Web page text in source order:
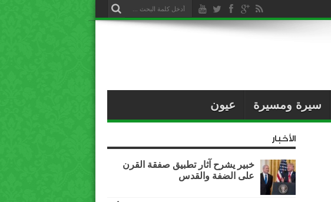
سيرة ومسيرة عيون
الأخبار
خبير يشرح آثار تطبيق صفقة القرن
على الضفة والقدس